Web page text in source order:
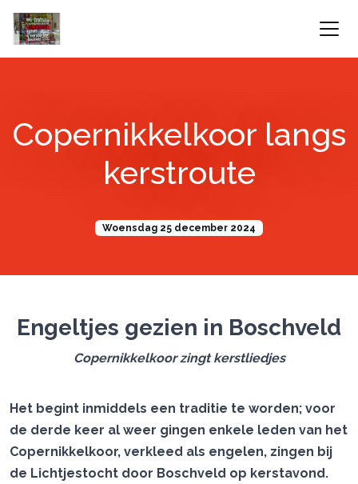
Copernikkelkoor langs
kerstroute
Woensdag 25 december 2024
Engeltjes gezien in Boschveld
Copernikkelkoor zingt kerstliedjes
Het begint inmiddels een traditie te worden; voor
de derde keer al weer gingen enkele leden van het
Copernikkelkoor, verkleed als engelen, zingen bij
de Lichtjestocht door Boschveld op kerstavond.